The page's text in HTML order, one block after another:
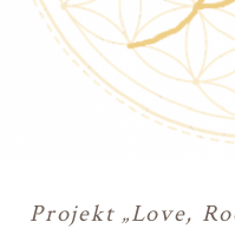
Projekt „Love,